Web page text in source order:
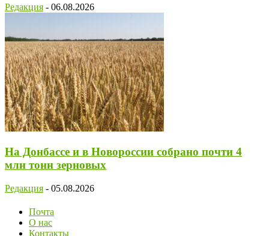
Редакция - 06.08.2026
На Донбассе и в Новороссии собрано почти 4
млн тонн зерновых
Редакция - 05.08.2026
Почта
О нас
Контакты